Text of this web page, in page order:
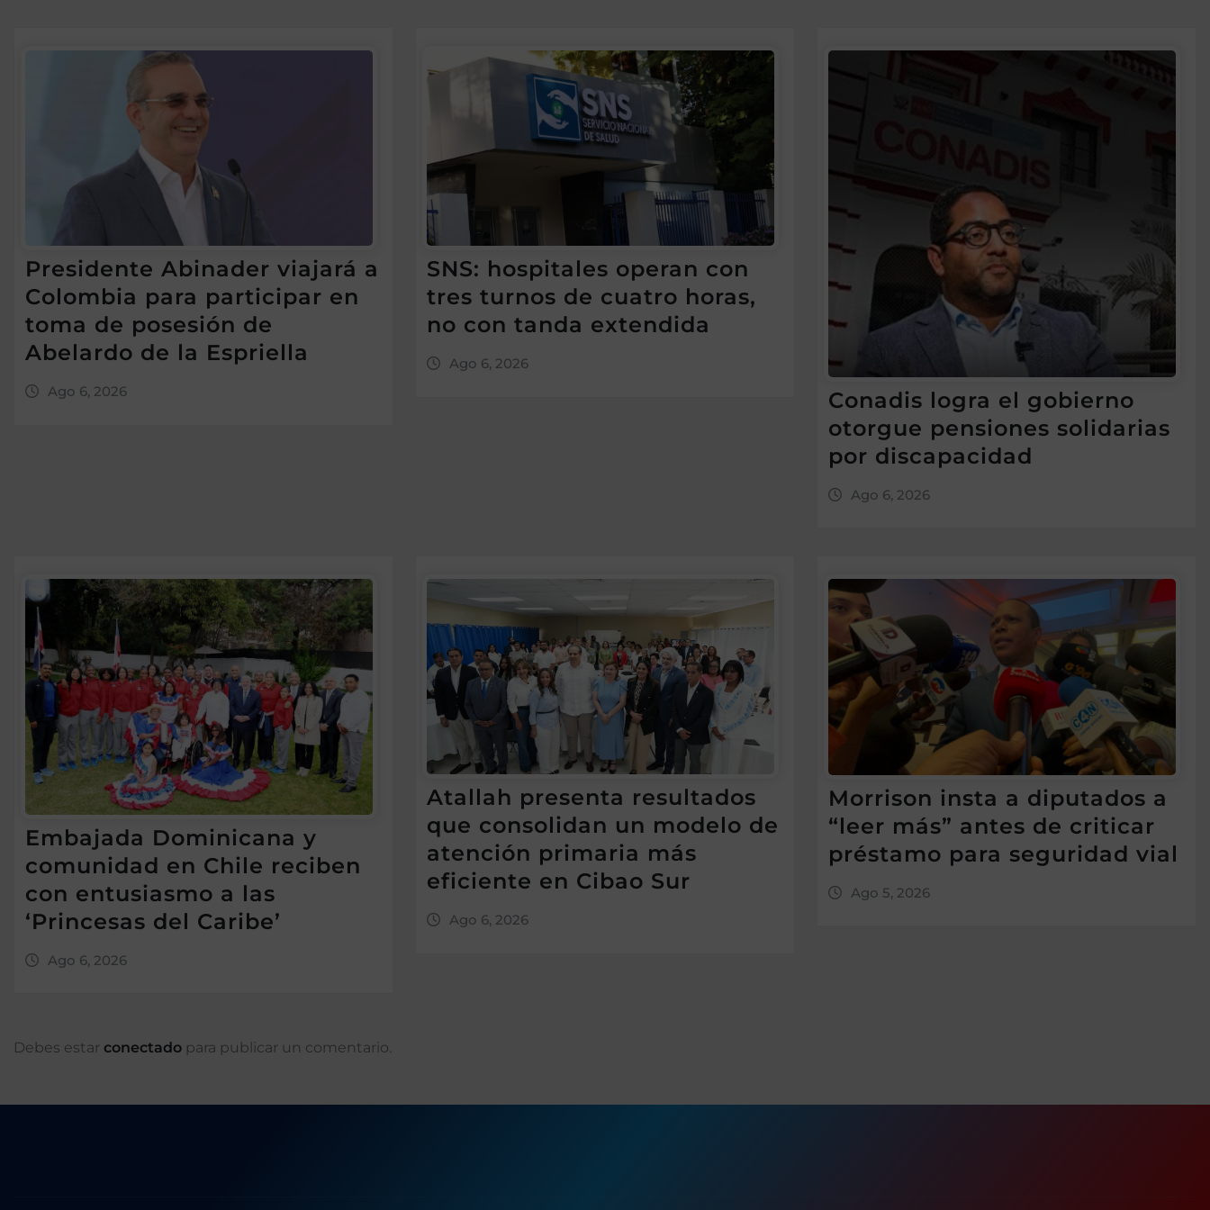
Presidente Abinader viajará a
Colombia para participar en
toma de posesión de
Abelardo de la Espriella
Ago 6, 2026
SNS: hospitales operan con
tres turnos de cuatro horas,
no con tanda extendida
Ago 6, 2026
Conadis logra el gobierno
otorgue pensiones solidarias
por discapacidad
Ago 6, 2026
Embajada Dominicana y
comunidad en Chile reciben
con entusiasmo a las
‘Princesas del Caribe’
Ago 6, 2026
Atallah presenta resultados
que consolidan un modelo de
atención primaria más
eficiente en Cibao Sur
Ago 6, 2026
Morrison insta a diputados a
“leer más” antes de criticar
préstamo para seguridad vial
Ago 5, 2026
Debes estar conectado para publicar un comentario.